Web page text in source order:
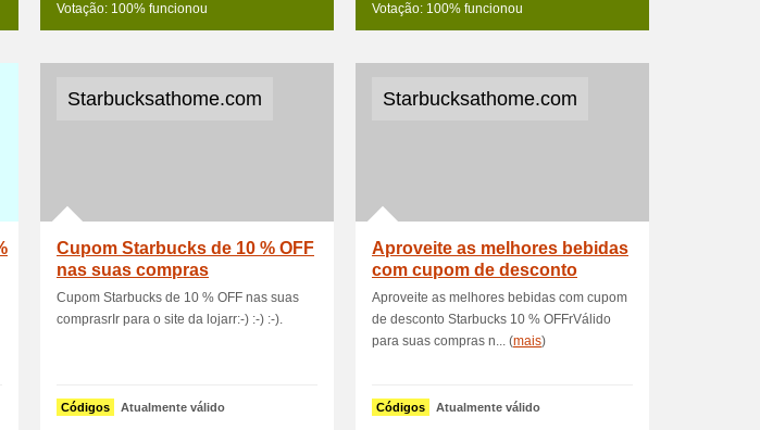
Votação: 100% funcionou Votação: 100% funcionou
Starbucksathome.com
Cupom Starbucks de 10 % OFF
nas suas compras
Cupom Starbucks de 10 % OFF nas suas
comprasrIr para o site da lojarr:-) :-) :-).
Códigos Atualmente válido
Starbucksathome.com
Aproveite as melhores bebidas
com cupom de desconto
Starbuck
Aproveite as melhores bebidas com cupom
de desconto Starbucks 10 % OFFrVálido
para suas compras n... (mais)
Códigos Atualmente válido